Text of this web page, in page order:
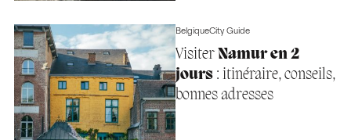
BelgiqueCity Guide
Visiter Namur en 2
jours: itinéraire, conseils,
bonnes adresses